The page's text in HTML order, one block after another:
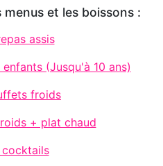
menus et les boissons :
assis
(Jusqu'à 10 ans)
froids
+ plat chaud
cocktails